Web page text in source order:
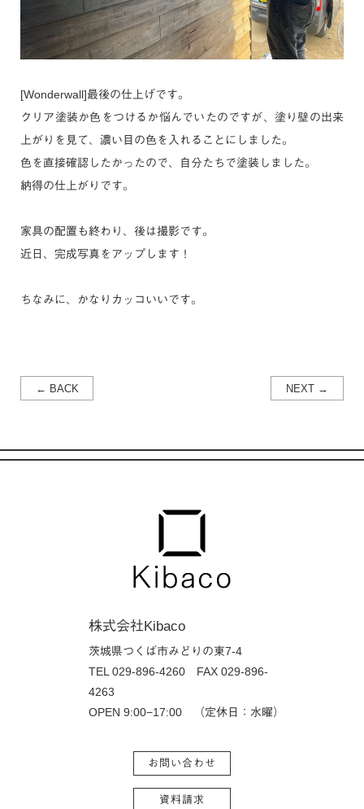
[Wonderwall]最後の仕上げです。
クリア塗装か色をつけるか悩んでいたのですが、塗り壁の出来
上がりを見て、濃い目の色を入れることにしました。
色を直接確認したかったので、自分たちで塗装しました。
納得の仕上がりです。
家具の配置も終わり、後は撮影です。
近日、完成写真をアップします！
ちなみに、かなりカッコいいです。
← BACK NEXT →
株式会社Kibaco
茨城県つくば市みどりの東7-4
TEL 029-896-4260 FAX 029-896-
4263
OPEN 9:00−17:00 （定休日：水曜）
お問い合わせ
資料請求